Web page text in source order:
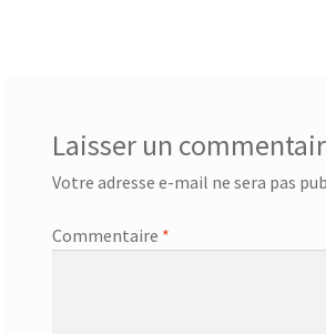
Laisser un
Votre adresse e-mail ne sera pas
Commentaire *